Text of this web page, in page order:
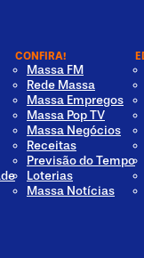
CONFIRA!
Massa FM
Rede Massa
Massa Empregos
Massa Pop TV
Massa Negócios
Receitas
Previsão do Tempo
Loterias
Massa Notícias